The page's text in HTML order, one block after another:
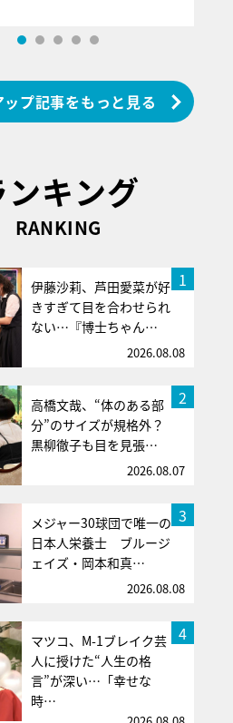
ップ記事をもっと見る
ンキング
RANKING
1
伊藤沙莉、芦田愛菜が好
きすぎて目を合わせられ
ない…『博士ちゃん…
2026.08.08
2
高橋文哉、“体のある部
分”のサイズが規格外？
黒柳徹子も目を見張…
2026.08.07
3
メジャー30球団で唯一の
日本人栄養士 ブルージ
ェイズ・岡本和真…
2026.08.08
4
マツコ、M-1ブレイク芸
人に授けた“人生の格
言”が深い…「幸せな
時…